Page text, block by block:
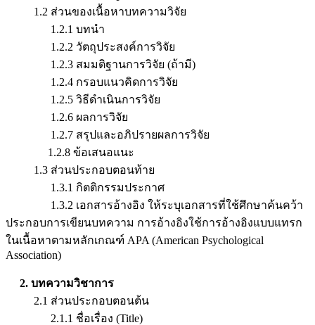
1.2 ส่วนของเนื้อหาบทความวิจัย
1.2.1 บทนำ
1.2.2 วัตถุประสงค์การวิจัย
1.2.3 สมมติฐานการวิจัย (ถ้ามี)
1.2.4 กรอบแนวคิดการวิจัย
1.2.5 วิธีดำเนินการวิจัย
1.2.6 ผลการวิจัย
1.2.7 สรุปและอภิปรายผลการวิจัย
1.2.8 ข้อเสนอแนะ
1.3 ส่วนประกอบตอนท้าย
1.3.1 กิตติกรรมประกาศ
1.3.2 เอกสารอ้างอิง ให้ระบุเอกสารที่ใช้ศึกษาค้นคว้า
ประกอบการเขียนบทความ การอ้างอิงใช้การอ้างอิงแบบแทรก
ในเนื้อหาตามหลักเกณฑ์ APA (American Psychological
Association)
2. บทความวิชาการ
2.1 ส่วนประกอบตอนต้น
2.1.1 ชื่อเรื่อง (Title)